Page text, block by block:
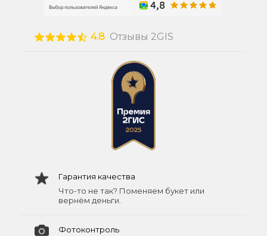
4.8 Отзывы 2GIS
Гарантия качества
Что-то не так? Поменяем букет или
вернём деньги.
Фотоконтроль